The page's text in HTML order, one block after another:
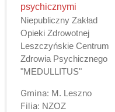
psychicznymi
Niepubliczny Zakład
Opieki Zdrowotnej
Leszczyńskie Centrum
Zdrowia Psychicznego
"MEDULLITUS"
Gmina: M. Leszno
Filia: NZOZ